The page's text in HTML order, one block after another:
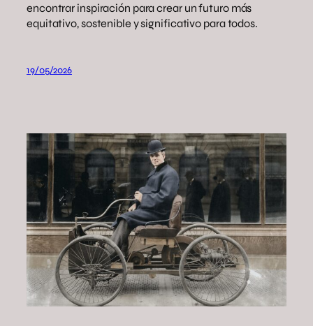
encontrar inspiración para crear un futuro más
equitativo, sostenible y significativo para todos.
19/05/2026